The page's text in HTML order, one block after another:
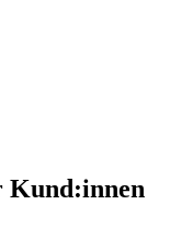
Kund:innen